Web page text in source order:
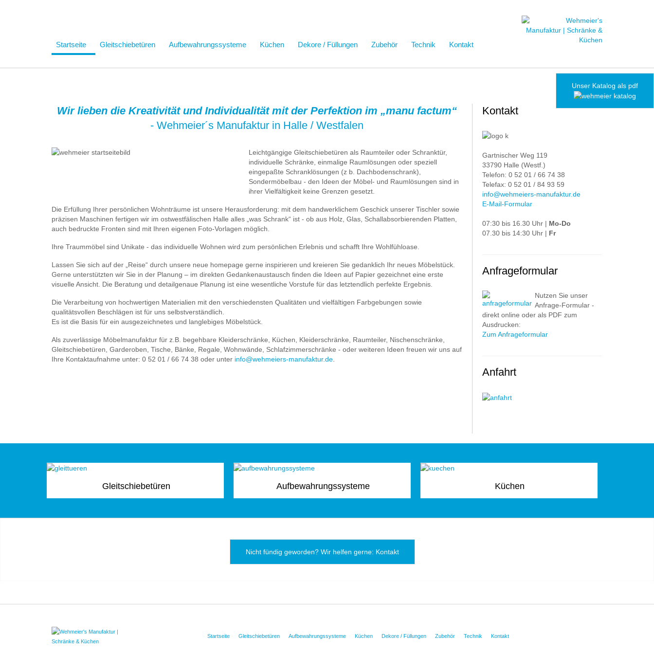
Startseite Gleitschiebetüren Aufbewahrungssysteme Küchen Dekore / Füllungen Zubehör Technik Kontakt
Wir lieben die Kreativität und Individualität mit der Perfektion im „manu factum“
- Wehmeier´s Manufaktur in Halle / Westfalen
Leichtgängige Gleitschiebetüren als Raumteiler oder Schranktür,
individuelle Schränke, einmalige Raumlösungen oder speziell
eingepaßte Schranklösungen (z b. Dachbodenschrank),
Sondermöbelbau - den Ideen der Möbel- und Raumlösungen sind in
ihrer Vielfältigkeit keine Grenzen gesetzt.
Die Erfüllung Ihrer persönlichen Wohnträume ist unsere Herausforderung: mit dem handwerklichem Geschick unserer Tischler sowie
präzisen Maschinen fertigen wir im ostwestfälischen Halle alles „was Schrank“ ist - ob aus Holz, Glas, Schallabsorbierenden Platten,
auch bedruckte Fronten sind mit Ihren eigenen Foto-Vorlagen möglich.
Ihre Traummöbel sind Unikate - das individuelle Wohnen wird zum persönlichen Erlebnis und schafft Ihre Wohlfühloase.
Lassen Sie sich auf der „Reise“ durch unsere neue homepage gerne inspirieren und kreieren Sie gedanklich Ihr neues Möbelstück.
Gerne unterstützten wir Sie in der Planung – im direkten Gedankenaustausch finden die Ideen auf Papier gezeichnet eine erste
visuelle Ansicht. Die Beratung und detailgenaue Planung ist eine wesentliche Vorstufe für das letztendlich perfekte Ergebnis.
Die Verarbeitung von hochwertigen Materialien mit den verschiedensten Qualitäten und vielfältigen Farbgebungen sowie
qualitätsvollen Beschlägen ist für uns selbstverständlich.
Es ist die Basis für ein ausgezeichnetes und langlebiges Möbelstück.
Als zuverlässige Möbelmanufaktur für z.B. begehbare Kleiderschränke, Küchen, Kleiderschränke, Raumteiler, Nischenschränke,
Gleitschiebetüren, Garderoben, Tische, Bänke, Regale, Wohnwände, Schlafzimmerschränke - oder weiteren Ideen freuen wir uns auf
Ihre Kontaktaufnahme unter: 0 52 01 / 66 74 38 oder unter info@wehmeiers-manufaktur.de
Unser Katalog als pdf
Kontakt
Gartnischer Weg 119
33790 Halle (Westf.)
Telefon: 0 52 01 / 66 74 38
Telefax: 0 52 01 / 84 93 59
info@wehmeiers-manufaktur.de
E-Mail-Formular
07:30 bis 16.30 Uhr | Mo-Do
07.30 bis 14:30 Uhr | Fr
Anfrageformular
Nutzen Sie unser
Anfrage-Formular -
direkt online oder als PDF zum
Ausdrucken:
Zum Anfrageformular
Anfahrt
Gleitschiebetüren Aufbewahrungssysteme Küchen
Nicht fündig geworden? Wir helfen gerne: Kontakt
Startseite Gleitschiebetüren Aufbewahrungssysteme Küchen Dekore / Füllungen Zubehör Technik Kontakt